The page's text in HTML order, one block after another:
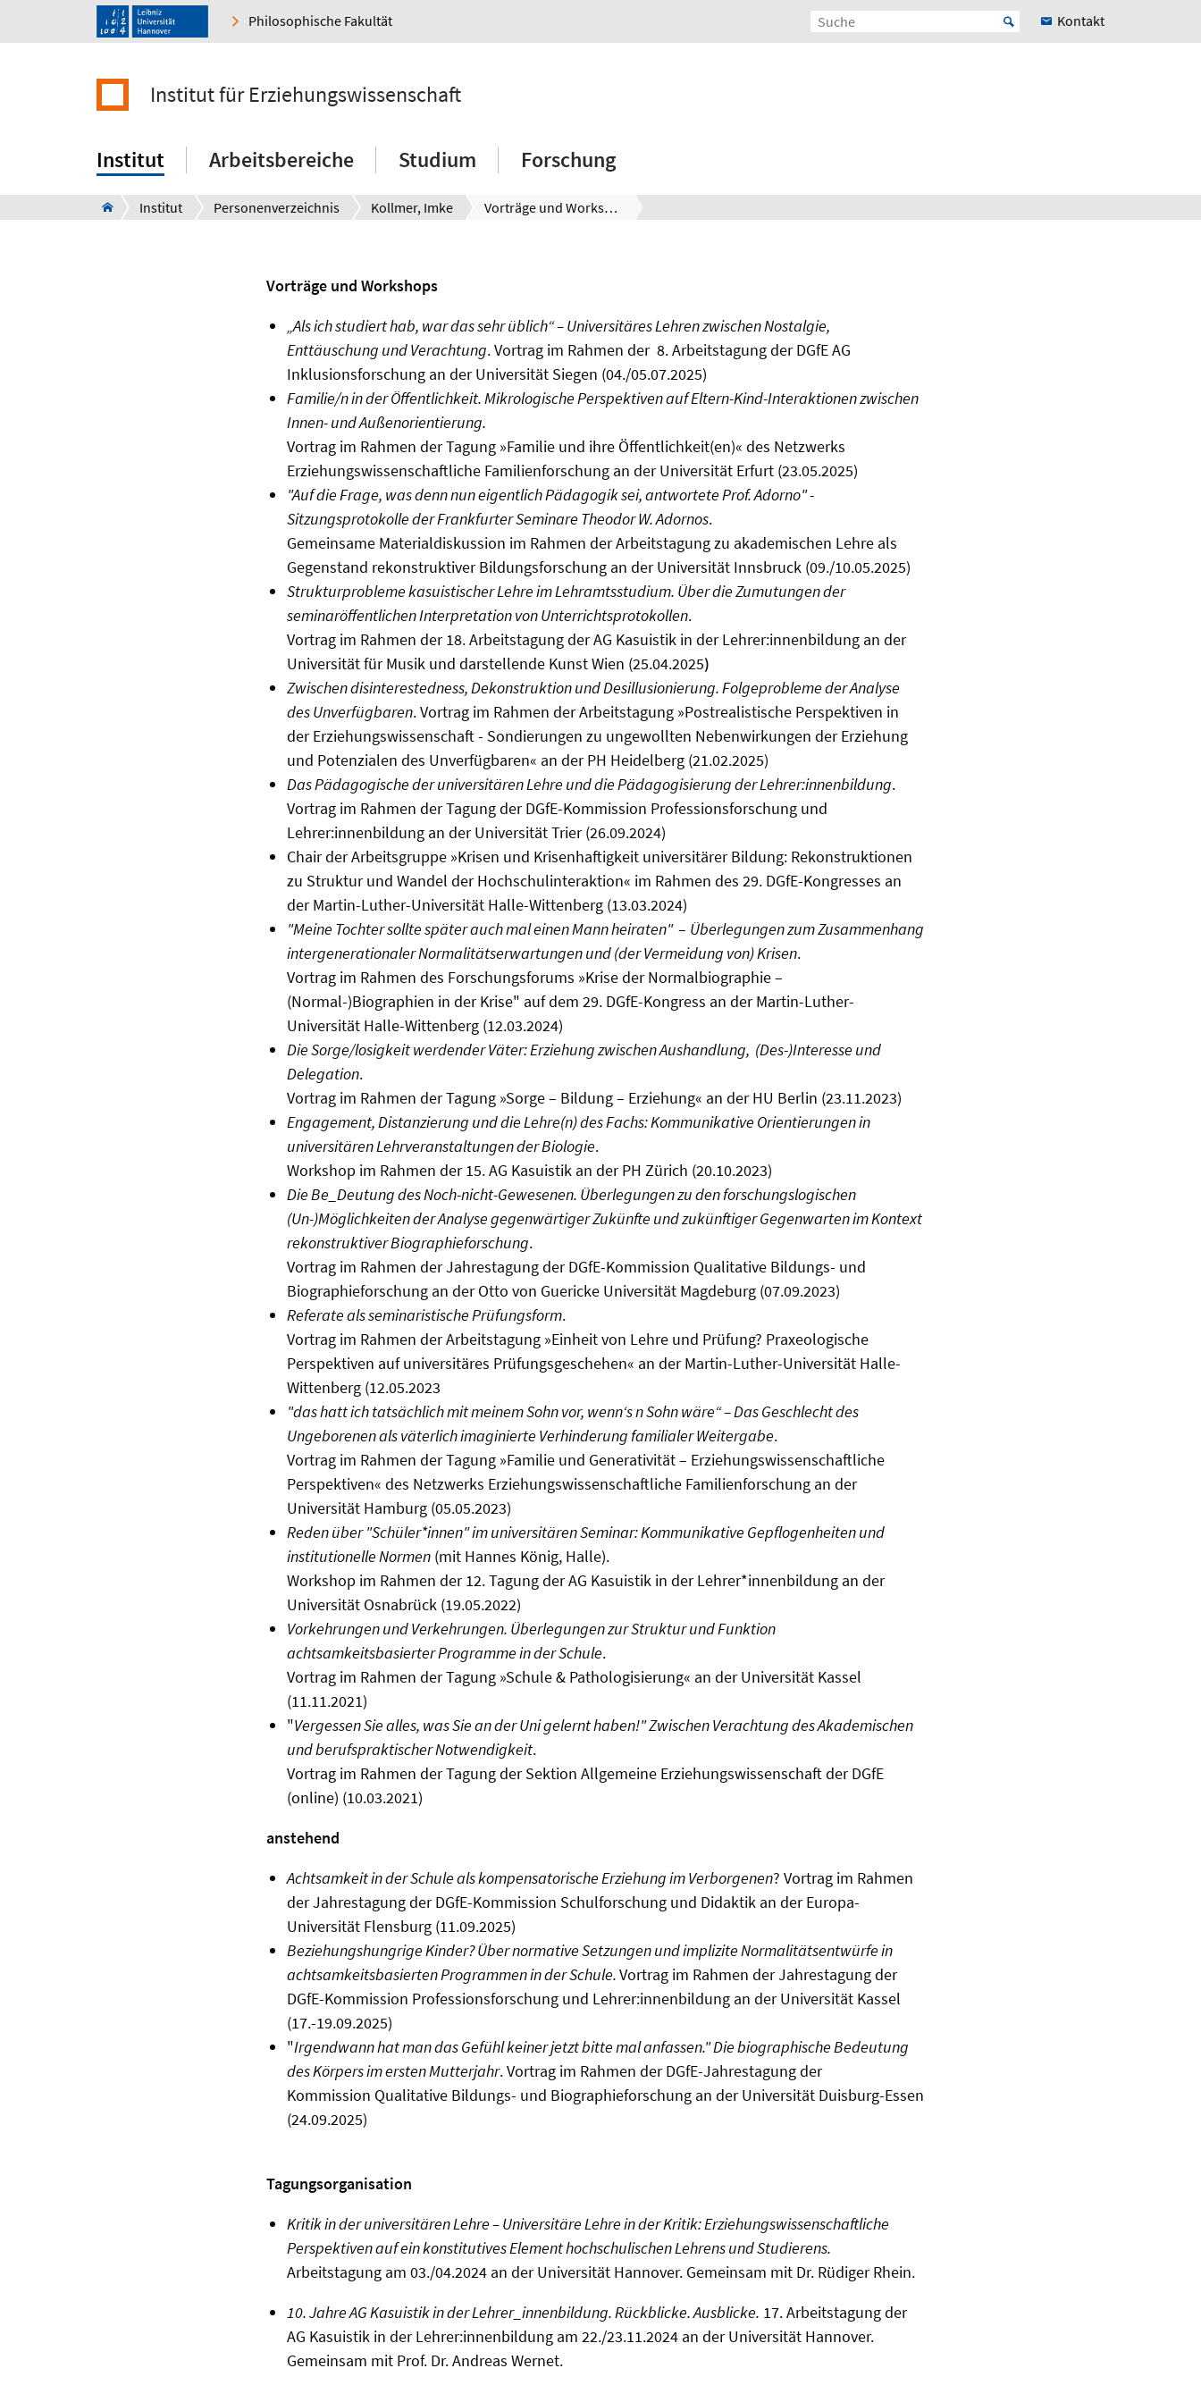
Philosophische Fakultät Kontakt
Institut für Erziehungswissenschaft
Institut Arbeitsbereiche Studium Forschung
Institut Personenverzeichnis Kollmer, Imke Vorträge und Workshops
Vorträge und Workshops
„Als ich studiert hab, war das sehr üblich“ – Universitäres Lehren zwischen Nostalgie,
Enttäuschung und Verachtung. Vortrag im Rahmen der 8. Arbeitstagung der DGfE AG
Inklusionsforschung an der Universität Siegen (04./05.07.2025)
Familie/n in der Öffentlichkeit. Mikrologische Perspektiven auf Eltern-Kind-Interaktionen zwischen
Innen- und Außenorientierung.
Vortrag im Rahmen der Tagung »Familie und ihre Öffentlichkeit(en)« des Netzwerks
Erziehungswissenschaftliche Familienforschung an der Universität Erfurt (23.05.2025)
"Auf die Frage, was denn nun eigentlich Pädagogik sei, antwortete Prof. Adorno" -
Sitzungsprotokolle der Frankfurter Seminare Theodor W. Adornos.
Gemeinsame Materialdiskussion im Rahmen der Arbeitstagung zu akademischen Lehre als
Gegenstand rekonstruktiver Bildungsforschung an der Universität Innsbruck (09./10.05.2025)
Strukturprobleme kasuistischer Lehre im Lehramtsstudium. Über die Zumutungen der
seminaröffentlichen Interpretation von Unterrichtsprotokollen.
Vortrag im Rahmen der 18. Arbeitstagung der AG Kasuistik in der Lehrer:innenbildung an der
Universität für Musik und darstellende Kunst Wien (25.04.2025)
Zwischen disinterestedness, Dekonstruktion und Desillusionierung. Folgeprobleme der Analyse
des Unverfügbaren. Vortrag im Rahmen der Arbeitstagung »Postrealistische Perspektiven in
der Erziehungswissenschaft - Sondierungen zu ungewollten Nebenwirkungen der Erziehung
und Potenzialen des Unverfügbaren« an der PH Heidelberg (21.02.2025)
Das Pädagogische der universitären Lehre und die Pädagogisierung der Lehrer:innenbildung.
Vortrag im Rahmen der Tagung der DGfE-Kommission Professionsforschung und
Lehrer:innenbildung an der Universität Trier (26.09.2024)
Chair der Arbeitsgruppe »Krisen und Krisenhaftigkeit universitärer Bildung: Rekonstruktionen
zu Struktur und Wandel der Hochschulinteraktion« im Rahmen des 29. DGfE-Kongresses an
der Martin-Luther-Universität Halle-Wittenberg (13.03.2024)
"Meine Tochter sollte später auch mal einen Mann heiraten" – Überlegungen zum Zusammenhang
intergenerationaler Normalitätserwartungen und (der Vermeidung von) Krisen.
Vortrag im Rahmen des Forschungsforums »Krise der Normalbiographie –
(Normal-)Biographien in der Krise" auf dem 29. DGfE-Kongress an der Martin-Luther-
Universität Halle-Wittenberg (12.03.2024)
Die Sorge/losigkeit werdender Väter: Erziehung zwischen Aushandlung, (Des-)Interesse und
Delegation.
Vortrag im Rahmen der Tagung »Sorge – Bildung – Erziehung« an der HU Berlin (23.11.2023)
Engagement, Distanzierung und die Lehre(n) des Fachs: Kommunikative Orientierungen in
universitären Lehrveranstaltungen der Biologie.
Workshop im Rahmen der 15. AG Kasuistik an der PH Zürich (20.10.2023)
Die Be_Deutung des Noch-nicht-Gewesenen. Überlegungen zu den forschungslogischen
(Un-)Möglichkeiten der Analyse gegenwärtiger Zukünfte und zukünftiger Gegenwarten im Kontext
rekonstruktiver Biographieforschung.
Vortrag im Rahmen der Jahrestagung der DGfE-Kommission Qualitative Bildungs- und
Biographieforschung an der Otto von Guericke Universität Magdeburg (07.09.2023)
Referate als seminaristische Prüfungsform.
Vortrag im Rahmen der Arbeitstagung »Einheit von Lehre und Prüfung? Praxeologische
Perspektiven auf universitäres Prüfungsgeschehen« an der Martin-Luther-Universität Halle-
Wittenberg (12.05.2023
"das hatt ich tatsächlich mit meinem Sohn vor, wenn‘s n Sohn wäre“ –Das Geschlecht des
Ungeborenen als väterlich imaginierte Verhinderung familialer Weitergabe.
Vortrag im Rahmen der Tagung »Familie und Generativität – Erziehungswissenschaftliche
Perspektiven« des Netzwerks Erziehungswissenschaftliche Familienforschung an der
Universität Hamburg (05.05.2023)
Reden über "Schüler*innen" im universitären Seminar: Kommunikative Gepflogenheiten und
institutionelle Normen(mit Hannes König, Halle).
Workshop im Rahmen der 12. Tagung der AG Kasuistik in der Lehrer*innenbildung an der
Universität Osnabrück (19.05.2022)
Vorkehrungen und Verkehrungen. Überlegungen zur Struktur und Funktion
achtsamkeitsbasierter Programme in der Schule.
Vortrag im Rahmen der Tagung »Schule & Pathologisierung« an der Universität Kassel
(11.11.2021)
"Vergessen Sie alles, was Sie an der Uni gelernt haben!" Zwischen Verachtung des Akademischen
und berufspraktischer Notwendigkeit.
Vortrag im Rahmen der Tagung der Sektion Allgemeine Erziehungswissenschaft der DGfE
(online) (10.03.2021)
anstehend
Achtsamkeit in der Schule als kompensatorische Erziehung im Verborgenen? Vortrag im Rahmen
der Jahrestagung der DGfE-Kommission Schulforschung und Didaktik an der Europa-
Universität Flensburg (11.09.2025)
Beziehungshungrige Kinder? Über normative Setzungen und implizite Normalitätsentwürfe in
achtsamkeitsbasierten Programmen in der Schule.Vortrag im Rahmen der Jahrestagung der
DGfE-Kommission Professionsforschung und Lehrer:innenbildung an der Universität Kassel
(17.-19.09.2025)
"Irgendwann hat man das Gefühl keiner jetzt bitte mal anfassen." Die biographische Bedeutung
des Körpers im ersten Mutterjahr. Vortrag im Rahmen der DGfE-Jahrestagung der
Kommission Qualitative Bildungs- und Biographieforschung an der Universität Duisburg-Essen
(24.09.2025)
Tagungsorganisation
Kritik in der universitären Lehre – Universitäre Lehre in der Kritik: Erziehungswissenschaftliche
Perspektiven auf ein konstitutives Element hochschulischen Lehrens und Studierens.
Arbeitstagung am 03./04.2024 an der Universität Hannover. Gemeinsam mit Dr. Rüdiger Rhein.
10. Jahre AG Kasuistik in der Lehrer_innenbildung.Rückblicke. Ausblicke. 17. Arbeitstagung der
AG Kasuistik in der Lehrer:innenbildung am 22./23.11.2024 an der Universität Hannover.
Gemeinsam mit Prof. Dr. Andreas Wernet.